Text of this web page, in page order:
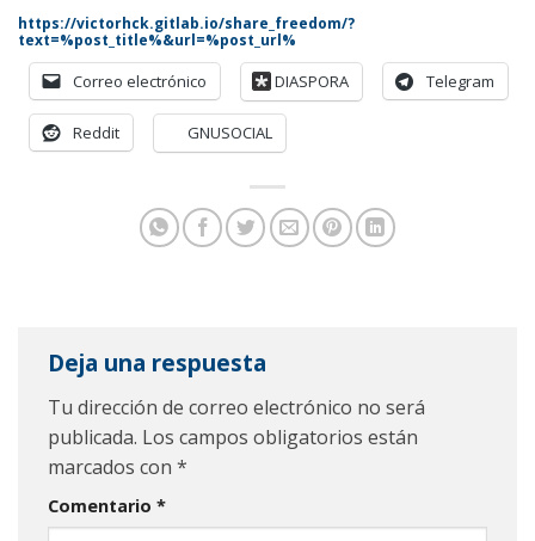
https://victorhck.gitlab.io/share_freedom/?
text=%post_title%&url=%post_url%
Correo electrónico DIASPORA Telegram
Reddit GNUSOCIAL
Deja una respuesta
Tu dirección de correo electrónico no será
publicada. Los campos obligatorios están
marcados con *
Comentario *